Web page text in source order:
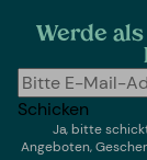
Werde
Schicken
Ja, bitte
Angeboten,